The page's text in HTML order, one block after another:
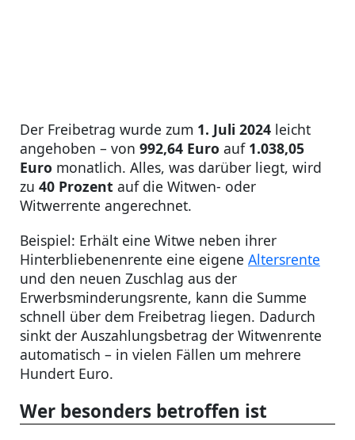
Der Freibetrag wurde zum 1. Juli 2024 leicht
angehoben – von 992,64 Euro auf 1.038,05
Euro monatlich. Alles, was darüber liegt, wird
zu 40 Prozent auf die Witwen- oder
Witwerrente angerechnet.
Beispiel: Erhält eine Witwe neben ihrer
Hinterbliebenenrente eine eigene Altersrente
und den neuen Zuschlag aus der
Erwerbsminderungsrente, kann die Summe
schnell über dem Freibetrag liegen. Dadurch
sinkt der Auszahlungsbetrag der Witwenrente
automatisch – in vielen Fällen um mehrere
Hundert Euro.
Wer besonders betroffen ist